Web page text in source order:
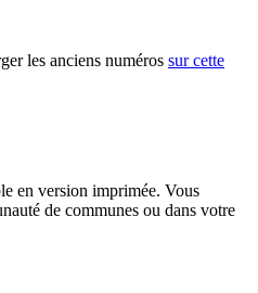
les anciens numéros sur cette
en version imprimée. Vous
de communes ou dans votre